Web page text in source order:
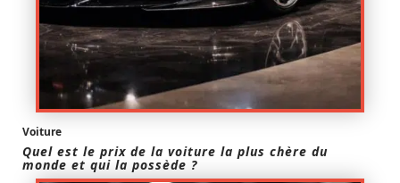
Voiture
Quel est le prix de la voiture la plus chère du
monde et qui la possède ?